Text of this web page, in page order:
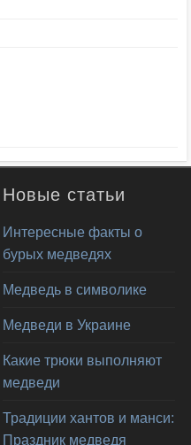
Новые статьи
Интересные факты о
бурых медведях
Медведь в символике
Медведи в Украине
Какие трюки выполняют
медведи
Традиции хантов и манси:
Праздник медведя